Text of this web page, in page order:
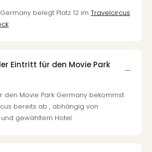
belegt Platz 12 im Travelcircus
.
Eintritt für den Movie Park
den Movie Park Germany bekommst
bereits ab , abhängig von
gewähltem Hotel.